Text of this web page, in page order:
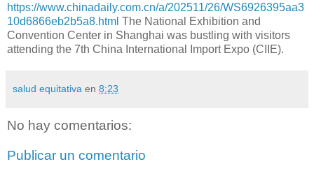
https://www.chinadaily.com.cn/a/202511/26/WS6926395aa3
10d6866eb2b5a8.html The National Exhibition and
Convention Center in Shanghai was bustling with visitors
attending the 7th China International Import Expo (CIIE).
salud equitativa en 8:23
No hay comentarios:
Publicar un comentario